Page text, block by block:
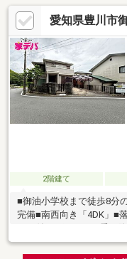
愛知県豊川市
2階建て
■御油小学校まで徒歩8分
完備■南西向き「4DK」■
あり緑豊かな環境！